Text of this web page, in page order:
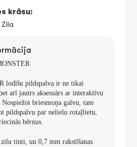
krāsu:
Zila
lodīšu pildspalva ir ne tikai
arī jautrs aksesuārs ar interaktīvu
Nospiežot briesmoņa galvu, tam
pildspalvu par nelielu rotaļlietu,
bērnus.
zilu tinti, un 0,7 mm rakstīšanas